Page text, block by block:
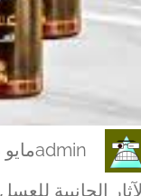
adminمايو 18, 2024
الجانبية